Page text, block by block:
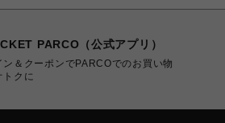
PARCO（公式アプリ）
ン＆クーポンでPARCOでのお買い物
トクに